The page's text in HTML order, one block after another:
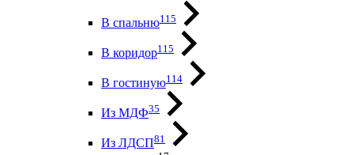
В спальню115
В коридор115
В гостиную114
Из МДФ35
Из ЛДСП81